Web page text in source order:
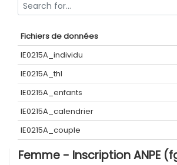
Fichiers de données
IE0215A_individu
IE0215A_thl
IE0215A_enfants
IE0215A_calendrier
IE0215A_couple
Femme - Inscription ANPE